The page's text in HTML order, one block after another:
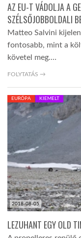
AZ EU-T VÁDOLJA A
SZÉLSŐJOBBOLDALI
Matteo Salvini
fontosabb, mint a
követel meg.…
FOLYTATÁS →
2018-08-05
EURÓPA KIEMELT
LEZUHANT EGY OLD